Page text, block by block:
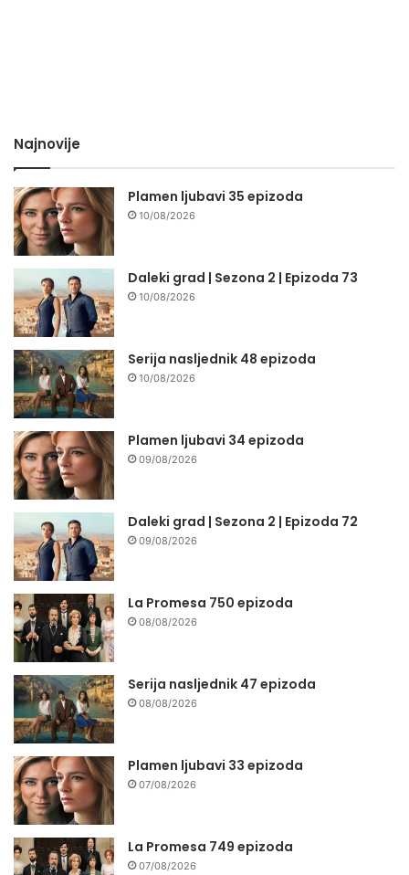
Najnovije
Plamen ljubavi 35 epizoda
10/08/2026
Daleki grad | Sezona 2 | Epizoda 73
10/08/2026
Serija nasljednik 48 epizoda
10/08/2026
Plamen ljubavi 34 epizoda
09/08/2026
Daleki grad | Sezona 2 | Epizoda 72
09/08/2026
La Promesa 750 epizoda
08/08/2026
Serija nasljednik 47 epizoda
08/08/2026
Plamen ljubavi 33 epizoda
07/08/2026
La Promesa 749 epizoda
07/08/2026